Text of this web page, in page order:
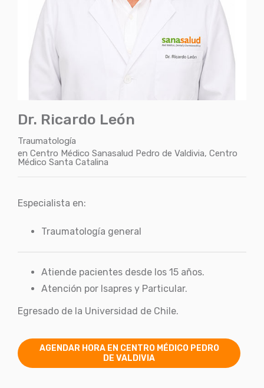
Dr. Ricardo León
Traumatología
en Centro Médico Sanasalud Pedro de Valdivia, Centro
Médico Santa Catalina
Especialista en:
Traumatología general
Atiende pacientes desde los 15 años.
Atención por Isapres y Particular.
Egresado de la Universidad de Chile.
AGENDAR HORA EN CENTRO MÉDICO PEDRO
DE VALDIVIA